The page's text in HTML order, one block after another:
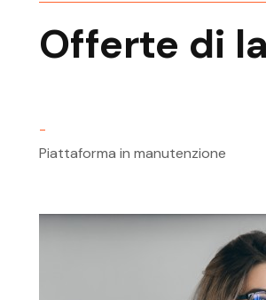
Offerte di
-
Piattaforma in manutenzione